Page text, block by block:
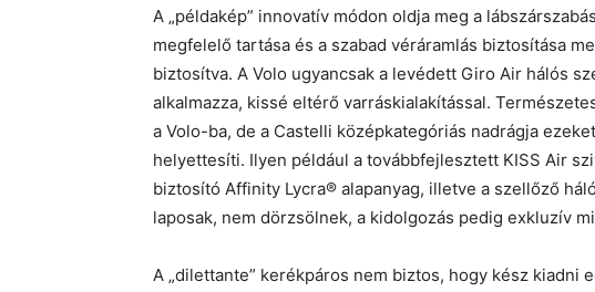
A „példakép” innovatív módon oldja meg a
megfelelő tartása és a szabad véráramlás biztosítása
biztosítva. A Volo ugyancsak a levédett Giro Air hálós
alkalmazza, kissé eltérő varráskialakítással.
a Volo-ba, de a Castelli középkategóriás nadrágja
helyettesíti. Ilyen például a továbbfejlesztett KISS Air
biztosító Affinity Lycra® alapanyag, illetve a szellőző
laposak, nem dörzsölnek, a kidolgozás pedig exkluzív
A „dilettante” kerékpáros nem biztos, hogy kész kiadni